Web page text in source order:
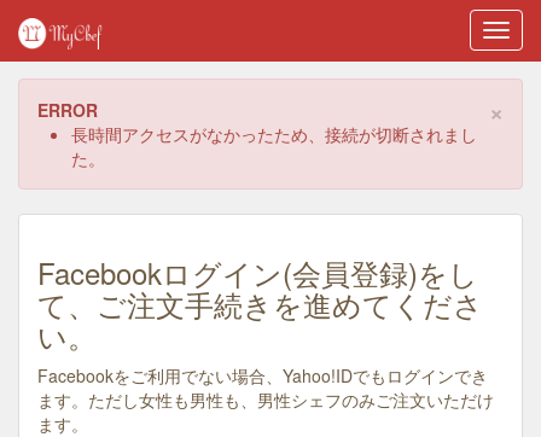
×
ERROR
長時間アクセスがなかったため、接続が切断されまし
た。
Facebookログイン(会員登録)をし
て、ご注文手続きを進めてくださ
い。
Facebookをご利用でない場合、Yahoo!IDでもログインでき
ます。ただし女性も男性も、男性シェフのみご注文いただけ
ます。